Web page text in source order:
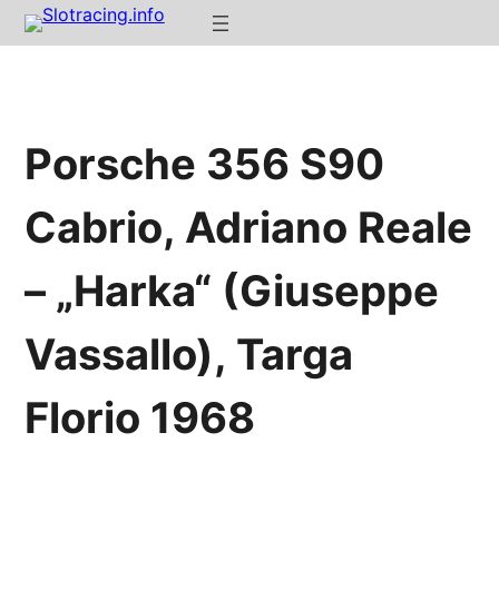
Porsche 356 S90
Cabrio, Adriano Reale
– „Harka“ (Giuseppe
Vassallo), Targa
Florio 1968